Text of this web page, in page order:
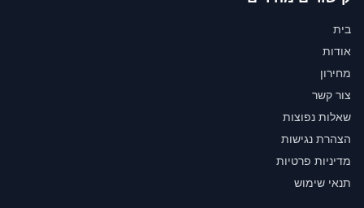
בית
אודות
מחירון
צור קשר
שאלות נפוצות
הצהרת נגישות
מדיניות פרטיות
תנאי שימוש